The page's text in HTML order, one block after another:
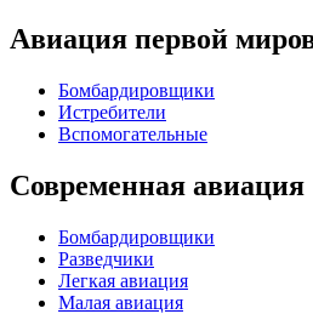
Авиация первой
Бомбардировщики
Истребители
Вспомогательные
Современная авиация
Бомбардировщики
Разведчики
Легкая авиация
Малая авиация